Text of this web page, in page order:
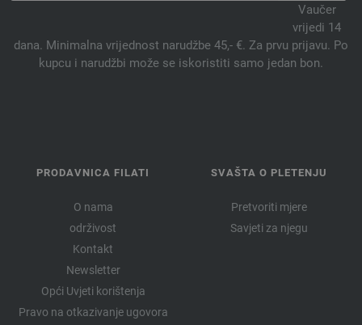
Vaučer
vrijedi 14
dana. Minimalna vrijednost narudžbe 45,- €. Za prvu prijavu. Po
kupcu i narudžbi može se iskoristiti samo jedan bon.
PRODAVNICA FILATI
O nama
održivost
Kontakt
Newsletter
Opći Uvjeti korištenja
Pravo na otkazivanje ugovora
SVAŠTA O PLETENJU
Pretvoriti mjere
Savjeti za njegu